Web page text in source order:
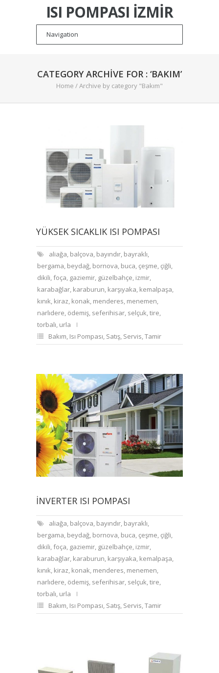
ISI POMPASI İZMIR
CATEGORY ARCHIVE FOR : ‘BAKIM’
Home /Archive by category "Bakım"
YÜKSEK SICAKLIK ISI POMPASI
aliağa, balçova, bayındır, bayraklı,
bergama, beydağ, bornova, buca, çeşme, çiğli,
dikili,foça, gaziemir, güzelbahçe, izmir,
karabağlar, karaburun, karşıyaka, kemalpaşa,
kınık, kiraz, konak, menderes, menemen,
narlıdere, ödemiş, seferihisar, selçuk,tire,
torbalı, urla
Bakım, Isı Pompası, Satış, Servis,Tamir
İNVERTER ISI POMPASI
aliağa, balçova, bayındır, bayraklı,
bergama, beydağ, bornova, buca, çeşme, çiğli,
dikili,foça, gaziemir, güzelbahçe, izmir,
karabağlar, karaburun, karşıyaka, kemalpaşa,
kınık, kiraz, konak, menderes, menemen,
narlıdere, ödemiş, seferihisar, selçuk,tire,
torbalı, urla
Bakım, Isı Pompası, Satış, Servis,Tamir